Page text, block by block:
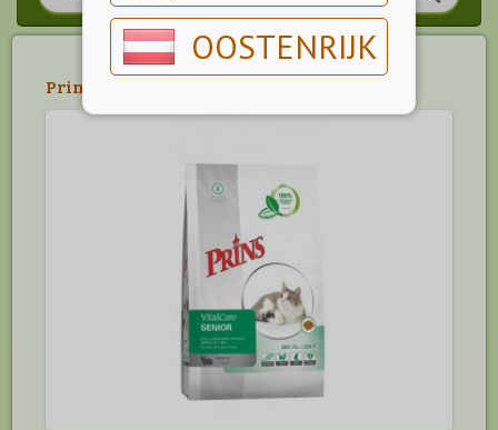
OOSTENRIJK
Prins